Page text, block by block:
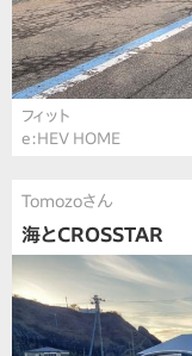
フィット
e:HEV HOME
Tomozoさん
海とCROSSTAR